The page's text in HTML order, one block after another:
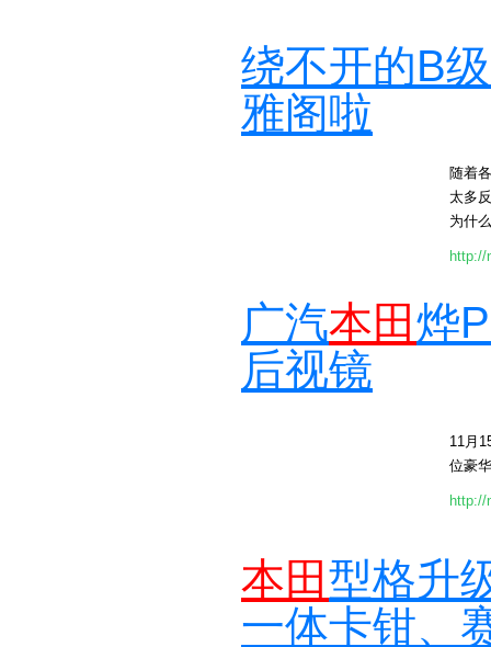
绕不开的B
雅阁啦
随着
太多
为什
http://
广汽本田 烨
后视镜
11月
位豪
http://
本田 型格升
一体卡钳、